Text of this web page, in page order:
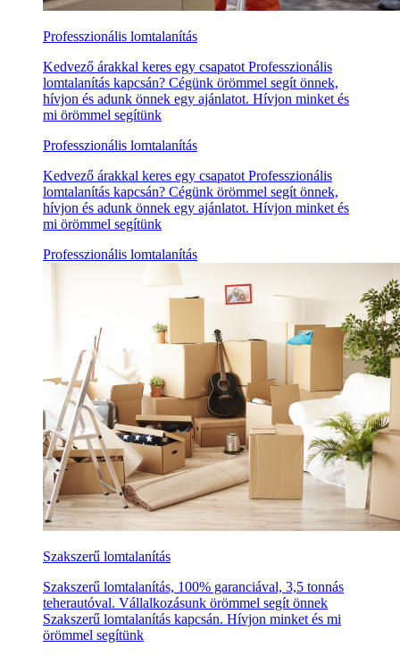
Professzionális lomtalanítás
Kedvező árakkal keres egy csapatot Professzionális
lomtalanítás kapcsán? Cégünk örömmel segít önnek,
hívjon és adunk önnek egy ajánlatot. Hívjon minket és
mi örömmel segítünk
Professzionális lomtalanítás
Kedvező árakkal keres egy csapatot Professzionális
lomtalanítás kapcsán? Cégünk örömmel segít önnek,
hívjon és adunk önnek egy ajánlatot. Hívjon minket és
mi örömmel segítünk
Professzionális lomtalanítás
Szakszerű lomtalanítás
Szakszerű lomtalanítás, 100% garanciával, 3,5 tonnás
teherautóval. Vállalkozásunk örömmel segít önnek
Szakszerű lomtalanítás kapcsán. Hívjon minket és mi
örömmel segítünk